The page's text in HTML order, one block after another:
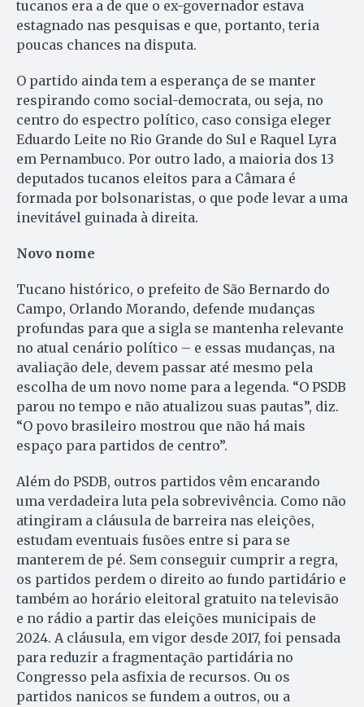
tucanos era a de que o ex-governador estava
estagnado nas pesquisas e que, portanto, teria
poucas chances na disputa.
O partido ainda tem a esperança de se manter
respirando como social-democrata, ou seja, no
centro do espectro político, caso consiga eleger
Eduardo Leite no Rio Grande do Sul e Raquel Lyra
em Pernambuco. Por outro lado, a maioria dos 13
deputados tucanos eleitos para a Câmara é
formada por bolsonaristas, o que pode levar a uma
inevitável guinada à direita.
Novo nome
Tucano histórico, o prefeito de São Bernardo do
Campo, Orlando Morando, defende mudanças
profundas para que a sigla se mantenha relevante
no atual cenário político – e essas mudanças, na
avaliação dele, devem passar até mesmo pela
escolha de um novo nome para a legenda. “O PSDB
parou no tempo e não atualizou suas pautas”, diz.
“O povo brasileiro mostrou que não há mais
espaço para partidos de centro”.
Além do PSDB, outros partidos vêm encarando
uma verdadeira luta pela sobrevivência. Como não
atingiram a cláusula de barreira nas eleições,
estudam eventuais fusões entre si para se
manterem de pé. Sem conseguir cumprir a regra,
os partidos perdem o direito ao fundo partidário e
também ao horário eleitoral gratuito na televisão
e no rádio a partir das eleições municipais de
2024. A cláusula, em vigor desde 2017, foi pensada
para reduzir a fragmentação partidária no
Congresso pela asfixia de recursos. Ou os
partidos nanicos se fundem a outros, ou a